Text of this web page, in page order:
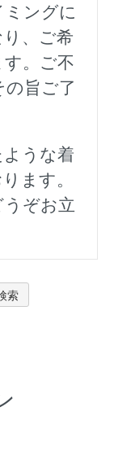
ングに
、ご希
。ご不
旨ご了
うな着
ます。
ぞお立
索